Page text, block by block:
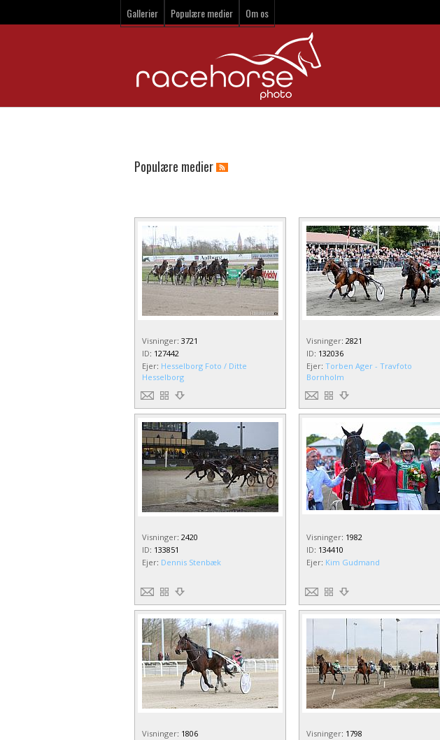
Gallerier Populære medier Om os
Populære medier
Visninger: 3721
ID: 127442
Ejer: Hesselborg Foto / Ditte
Hesselborg
Visninger: 2821
ID: 132036
Ejer: Torben Ager - Travfoto
Bornholm
Visninger: 2420
ID: 133851
Ejer: Dennis Stenbæk
Visninger: 1982
ID: 134410
Ejer: Kim Gudmand
Visninger: 1806
Visninger: 1798